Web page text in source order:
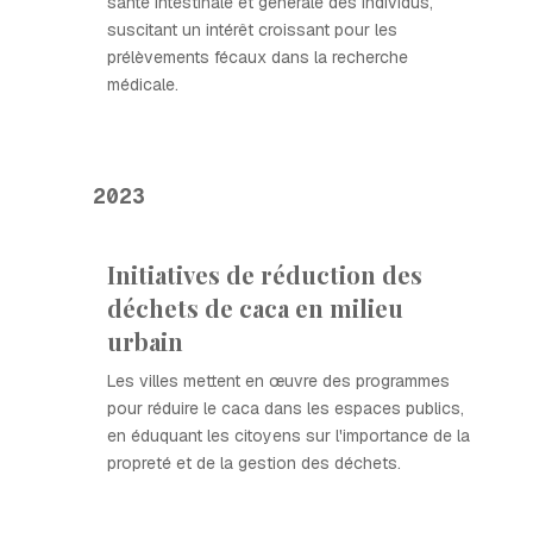
suscitant un intérêt croissant pour les
prélèvements fécaux dans la recherche
médicale.
2023
Initiatives de réduction des
déchets de caca en milieu
urbain
Les villes mettent en œuvre des programmes
pour réduire le caca dans les espaces publics,
en éduquant les citoyens sur l'importance de la
propreté et de la gestion des déchets.